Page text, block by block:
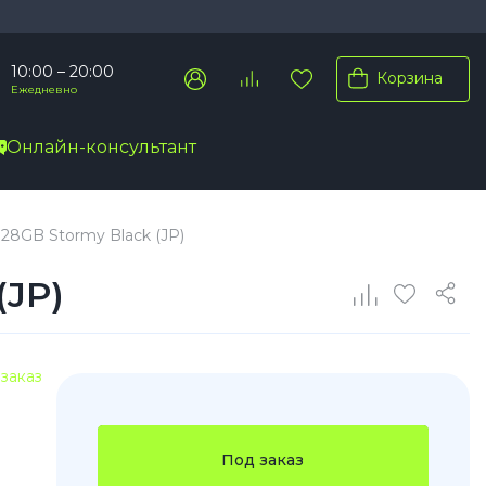
10:00 – 20:00
Ежедневно
Корзина
Онлайн-консультант
Max
Stormy Black (JP)
Под заказ